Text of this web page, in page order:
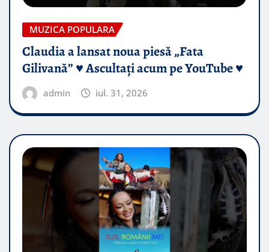
MUZICA POPULARA
Claudia a lansat noua piesă „Fata
Gilivană” ♥️ Ascultați acum pe YouTube ♥️
admin iul. 31, 2026